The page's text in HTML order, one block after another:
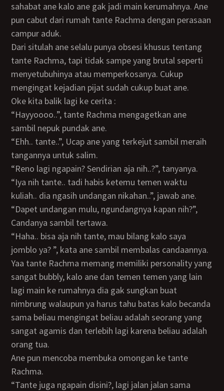
sahabat ane kalo ane gak jadi main kerumahnya. Ane
pun cabut dari rumah tante Rachma dengan perasaan
campur aduk.
Dari situlah ane selalu punya obsesi khusus tentang
tante Rachma, tapi tidak sampe yang brutal seperti
menyetubuhinya atau memperkosanya. Cukup
mengingat kejadian pijat sudah cukup buat ane.
Oke kita balik lagi ke cerita :
“Hayyoooo..”, tante Rachma mengagetkan ane
sambil nepuk pundak ane.
“Ehh.. tante..”, Ucap ane yang terkejut sambil meraih
tangannya untuk salim.
“Reno lagi ngapain? Sendirian aja nih..?”, tanyanya.
“Iya nih tante.. tadi habis ketemu temen waktu
kuliah.. dia ngasih undangan nikahan..”, jawab ane.
“Dapet undangan mulu, ngundangnya kapan nih?”,
Candanya sambil tertawa.
“Haha.. bisa aja nih tante, mau bilang kalo saya
jomblo ya? ”, kata ane sambil membalas candaannya.
Yaa tante Rachma memang memiliki personality yang
sangat bubbly, kalo ane dan temen temen yang lain
lagi main ke rumahnya dia gak sungkan buat
nimbrung walaupun ya harus tahu batas kalo becanda
sama beliau mengingat beliau adalah seorang yang
sangat agamis dan terlebih lagi karena beliau adalah
orang tua.
Ane pun mencoba membuka omongan ke tante
Rachma.
“Tante juga ngapain disini?, lagi jalan jalan sama